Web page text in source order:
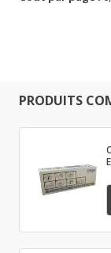
PRODUITS